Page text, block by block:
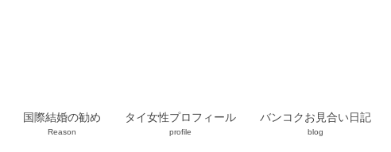
国際結婚の勧め
Reason
タイ女性プロフィール
profile
バンコクお見合い日記
blog